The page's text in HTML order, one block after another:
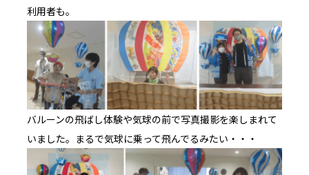
利用者も。
バルーンの飛ばし体験や気球の前で写真撮影を楽しまれて
いました。まるで気球に乗って飛んでるみたい・・・